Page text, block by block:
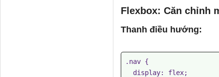
Flexbox: Căn chỉnh
Thanh điều hướng:
.nav {